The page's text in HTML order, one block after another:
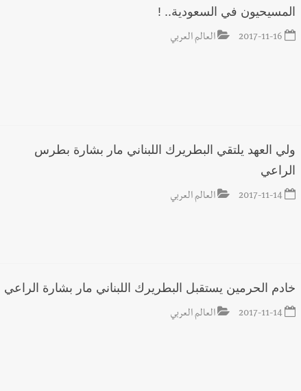
المسيحيون في السعودية.. !
2017-11-16 العالم العربي
ولي العهد يلتقي البطريرك اللبناني مار بشارة بطرس
الراعي
2017-11-14 العالم العربي
خادم الحرمين يستقبل البطريرك اللبناني مار بشارة الراعي
2017-11-14 العالم العربي